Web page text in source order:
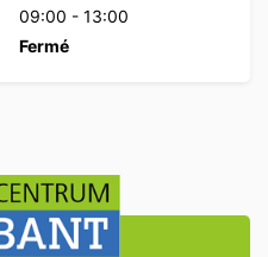
09:00 - 13:00
Fermé